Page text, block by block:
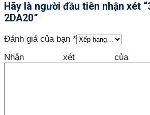
Hãy là người đầu tiên nhận xét
2DA20”
Đánh giá của bạn *
Nhận xét